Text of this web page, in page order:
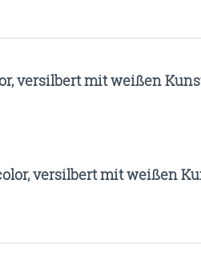
versilbert mit weißen
versilbert mit weißen